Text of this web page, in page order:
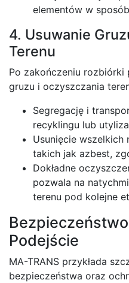
elementów w
4. Usuwanie
Terenu
Po zakończeniu rozbiórki
gruzu i oczyszczania
Segregację i
recyklingu lub
Usunięcie wszelkich
takich jak azbest,
Dokładne
pozwala na
terenu pod kolejne
Podejście
MA-TRANS przykłada
bezpieczeństwa oraz